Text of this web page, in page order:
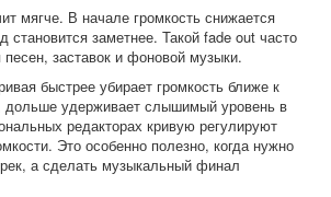
мягче. В начале громкость снижается
становится заметнее. Такой fade out часто
заставок и фоновой музыки.
быстрее убирает громкость ближе к
дольше удерживает слышимый уровень в
редакторах кривую регулируют
Это особенно полезно, когда нужно
а сделать музыкальный финал